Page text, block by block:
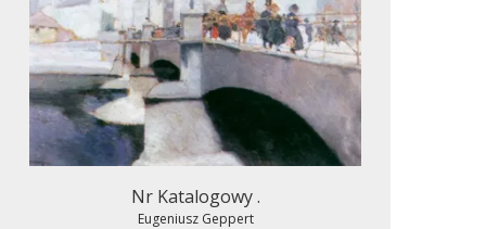
Nr Katalogowy .
Eugeniusz Geppert